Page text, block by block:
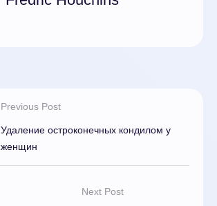
Previous Post
Удаление остроконечных кондилом у
женщин
Next Post